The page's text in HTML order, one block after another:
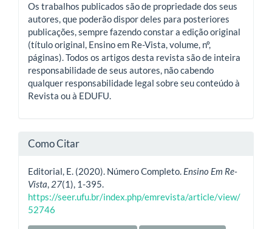
Os trabalhos publicados são de propriedade dos seus
autores, que poderão dispor deles para posteriores
publicações, sempre fazendo constar a edição original
(título original, Ensino em Re-Vista, volume, nº,
páginas). Todos os artigos desta revista são de inteira
responsabilidade de seus autores, não cabendo
qualquer responsabilidade legal sobre seu conteúdo à
Revista ou à EDUFU.
Como Citar
Editorial, E. (2020). Número Completo. Ensino Em Re-
Vista, 27(1), 1-395.
https://seer.ufu.br/index.php/emrevista/article/view/
52746